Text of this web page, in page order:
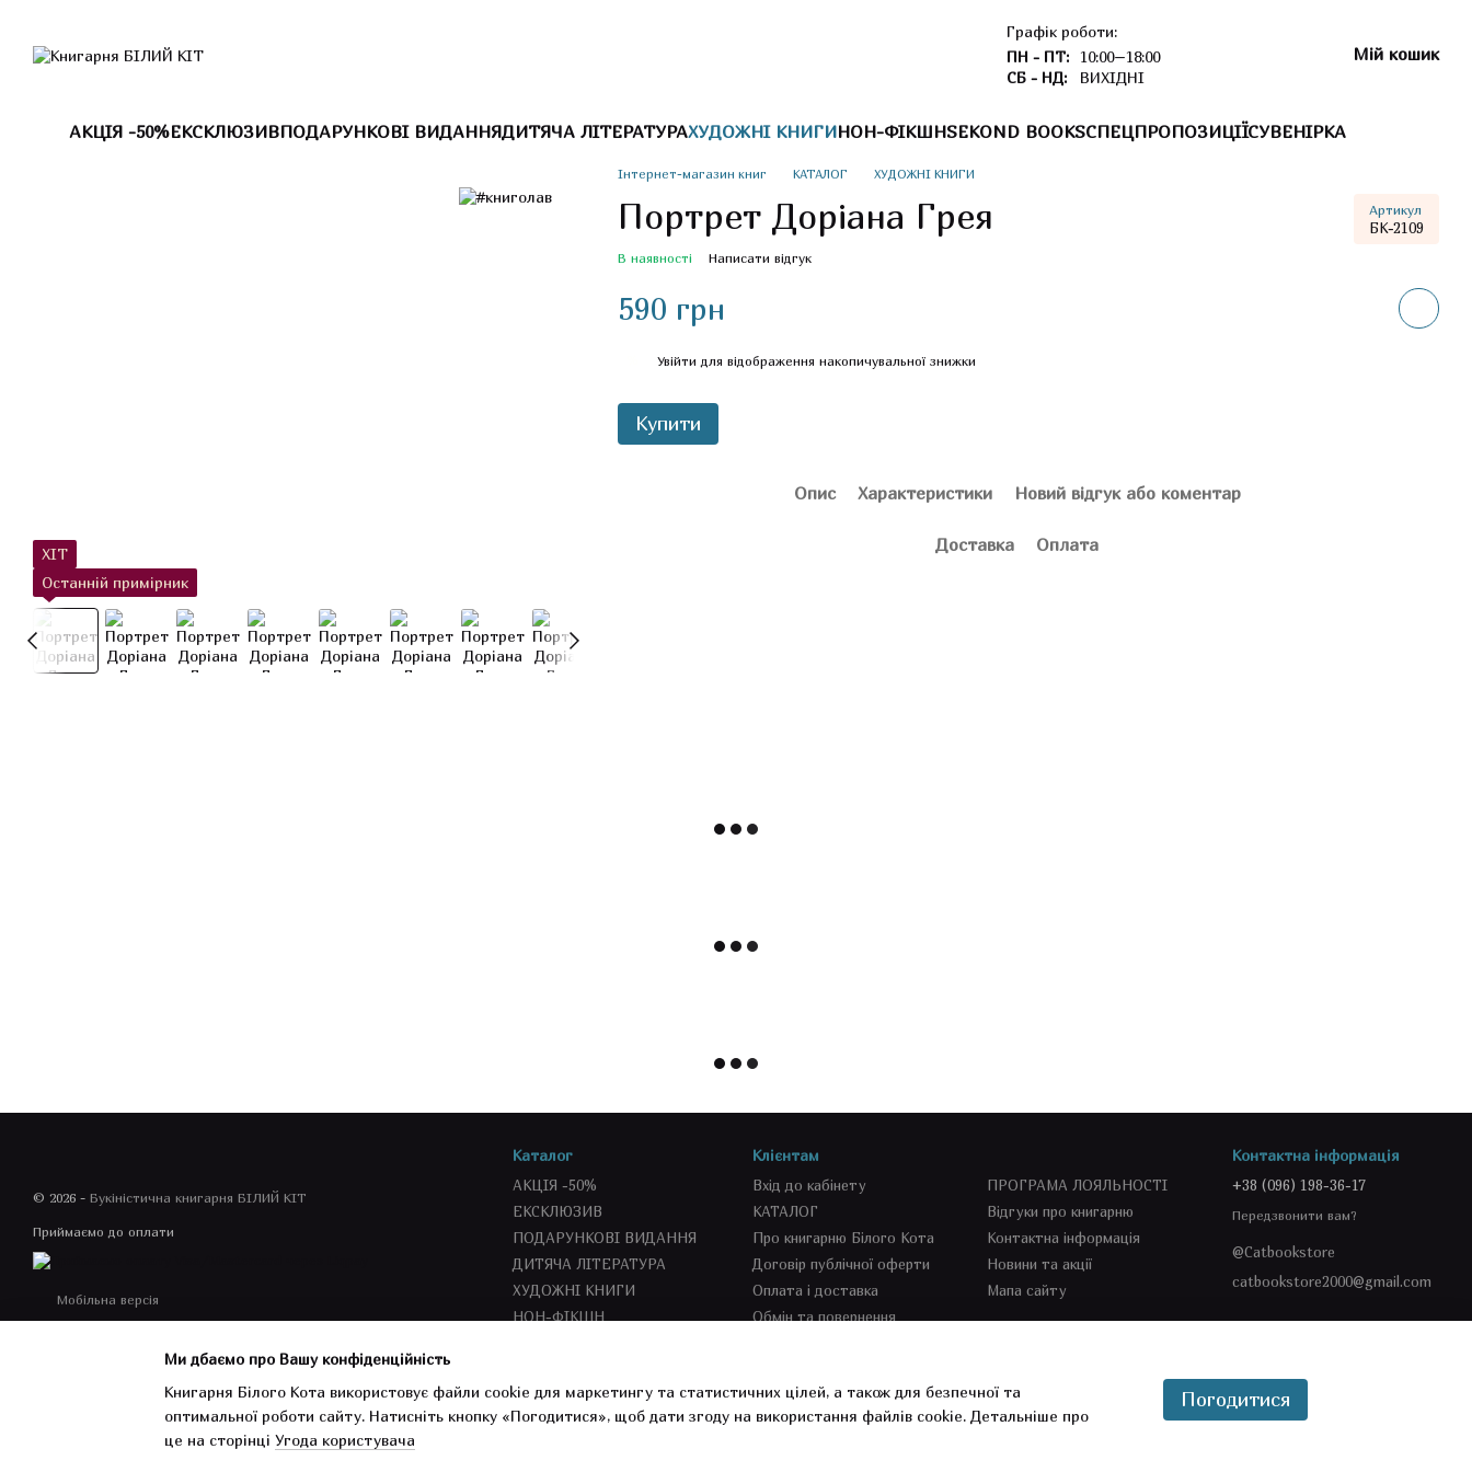
Графік роботи:
ПН - ПТ: 10:00–18:00
СБ - НД:
ВИХІДНІ
Мій кошик
АКЦІЯ -50%ЕКСКЛЮЗИВПОДАРУНКОВІ ВИДАННЯДИТЯЧА ЛІТЕРАТУРАХУДОЖНІ КНИГИНОН-ФІКШНSEKOND BOOKSСПЕЦПРОПОЗИЦІЇСУВЕНІРКА
ХІТ
Останній примірник
Інтернет-магазин книг КАТАЛОГ ХУДОЖНІ КНИГИ
Портрет Доріана Грея Артикул
БК-2109
В наявності Написати відгук
590 грн
Увійти для відображення накопичувальної знижки
Купити
Опис Характеристики Новий відгук або коментар
Доставка Оплата
© 2026 - Букіністична книгарня БІЛИЙ КІТ
Приймаємо до оплати
Мобільна версія
Інтернет-магазин створений з Хорошоп
Каталог
АКЦІЯ -50%
ЕКСКЛЮЗИВ
ПОДАРУНКОВІ ВИДАННЯ
ДИТЯЧА ЛІТЕРАТУРА
ХУДОЖНІ КНИГИ
НОН-ФІКШН
СУВЕНІРКА
Клієнтам
Вхід до кабінету
КАТАЛОГ
Про книгарню Білого Кота
Договір публічної оферти
Оплата і доставка
Обмін та повернення
ПРОГРАМА ЛОЯЛЬНОСТІ
Відгуки про книгарню
Контактна інформація
Новини та акції
Мапа сайту
Контактна інформація
+38 (096) 198-36-17
Передзвонити вам?
@Catbookstore
catbookstore2000@gmail.com
Ми дбаємо про Вашу конфіденційність
Книгарня Білого Кота використовує файли cookie для маркетингу та статистичних цілей, а також для безпечної та
оптимальної роботи сайту. Натисніть кнопку «Погодитися», щоб дати згоду на використання файлів cookie. Детальніше про
це на сторінці Угода користувача
Погодитися